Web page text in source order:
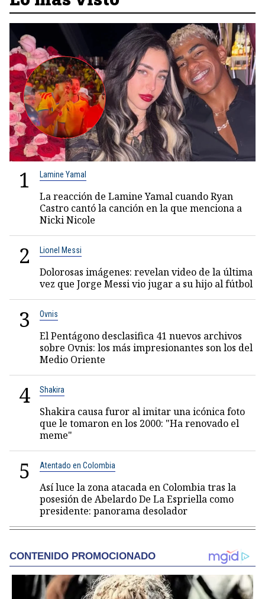
1 Lamine Yamal
La reacción de Lamine Yamal cuando Ryan
Castro cantó la canción en la que menciona a
Nicki Nicole
2 Lionel Messi
Dolorosas imágenes: revelan video de la última
vez que Jorge Messi vio jugar a su hijo al fútbol
3 Ovnis
El Pentágono desclasifica 41 nuevos archivos
sobre Ovnis: los más impresionantes son los del
Medio Oriente
4 Shakira
Shakira causa furor al imitar una icónica foto
que le tomaron en los 2000: "Ha renovado el
meme"
5 Atentado en Colombia
Así luce la zona atacada en Colombia tras la
posesión de Abelardo De La Espriella como
presidente: panorama desolador